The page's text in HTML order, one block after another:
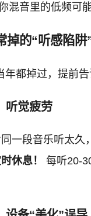
混音里的低频可
掉的“听感陷阱
年都掉过，提前
听觉疲劳
一段音乐听太久
休息！
每听20-